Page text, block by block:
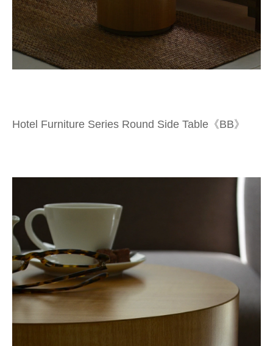
Hotel Furniture Series Round Side Table《BB》